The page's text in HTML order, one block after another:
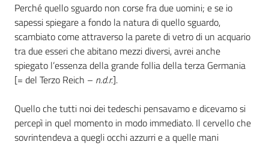
Perché quello sguardo non corse fra due uomini; e se io
sapessi spiegare a fondo la natura di quello sguardo,
scambiato come attraverso la parete di vetro di un acquario
tra due esseri che abitano mezzi diversi, avrei anche
spiegato l’essenza della grande follia della terza Germania
[= del Terzo Reich – n.d.r.].
Quello che tutti noi dei tedeschi pensavamo e dicevamo si
percepì in quel momento in modo immediato. Il cervello che
sovrintendeva a quegli occhi azzurri e a quelle mani